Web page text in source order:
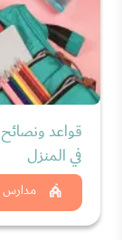
مدارس
قواعد
في المنزل